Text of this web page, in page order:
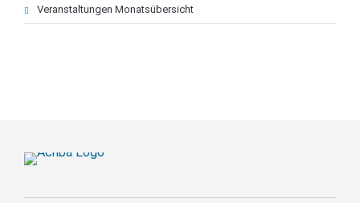
Veranstaltungen Monatsübersicht